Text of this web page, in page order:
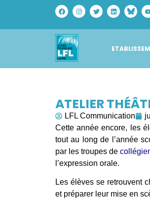
ATELIER
LFL Communication
Cette année encore, les
tout au long de l’année
par les troupes de
l’expression orale.
Les élèves se retrouvent
et préparer leur mise en